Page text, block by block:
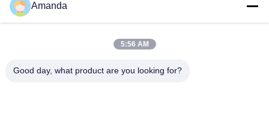
빠른 연락
Amanda
5:56 AM
Good day, what product are you looking for?